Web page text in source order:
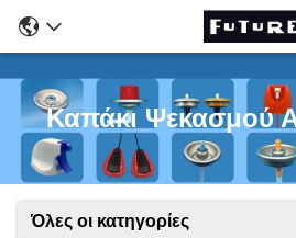
Καπάκι Ψεκασμού
Όλες οι κατηγορίες